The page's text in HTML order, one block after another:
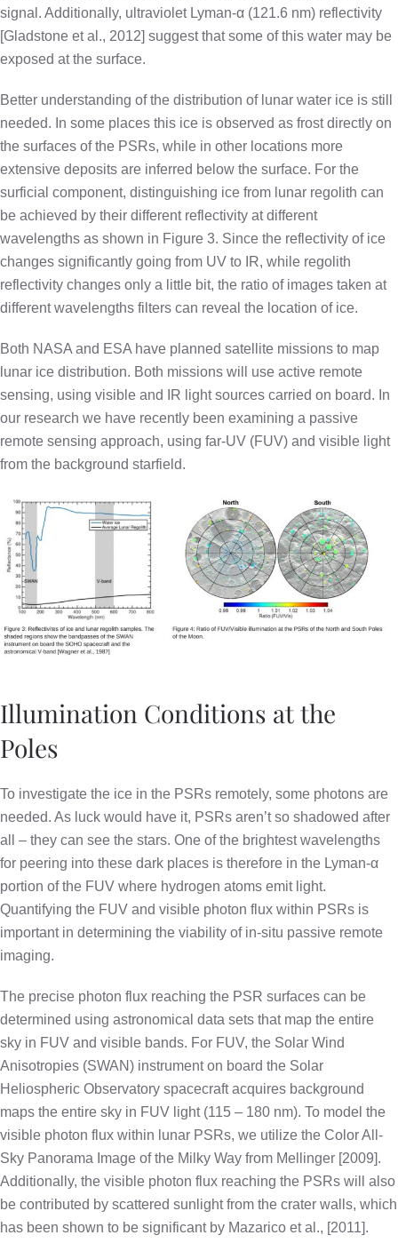
signal. Additionally, ultraviolet Lyman-α (121.6 nm) reflectivity
[Gladstone et al., 2012] suggest that some of this water may be
exposed at the surface.
Better understanding of the distribution of lunar water ice is still
needed. In some places this ice is observed as frost directly on
the surfaces of the PSRs, while in other locations more
extensive deposits are inferred below the surface. For the
surficial component, distinguishing ice from lunar regolith can
be achieved by their different reflectivity at different
wavelengths as shown in Figure 3. Since the reflectivity of ice
changes significantly going from UV to IR, while regolith
reflectivity changes only a little bit, the ratio of images taken at
different wavelengths filters can reveal the location of ice.
Both NASA and ESA have planned satellite missions to map
lunar ice distribution. Both missions will use active remote
sensing, using visible and IR light sources carried on board. In
our research we have recently been examining a passive
remote sensing approach, using far-UV (FUV) and visible light
from the background starfield.
Illumination Conditions at the
Poles
To investigate the ice in the PSRs remotely, some photons are
needed. As luck would have it, PSRs aren’t so shadowed after
all – they can see the stars. One of the brightest wavelengths
for peering into these dark places is therefore in the Lyman-α
portion of the FUV where hydrogen atoms emit light.
Quantifying the FUV and visible photon flux within PSRs is
important in determining the viability of in-situ passive remote
imaging.
The precise photon flux reaching the PSR surfaces can be
determined using astronomical data sets that map the entire
sky in FUV and visible bands. For FUV, the Solar Wind
Anisotropies (SWAN) instrument on board the Solar
Heliospheric Observatory spacecraft acquires background
maps the entire sky in FUV light (115 – 180 nm). To model the
visible photon flux within lunar PSRs, we utilize the Color All-
Sky Panorama Image of the Milky Way from Mellinger [2009].
Additionally, the visible photon flux reaching the PSRs will also
be contributed by scattered sunlight from the crater walls, which
has been shown to be significant by Mazarico et al., [2011].